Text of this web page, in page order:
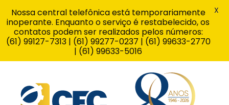
Nossa central telefônica está temporariamente
inoperante. Enquanto o serviço é restabelecido, os
contatos podem ser realizados pelos números:
(61) 99127-7313 | (61) 99277-0237 | (61) 99633-2770
| (61) 99633-5016
X